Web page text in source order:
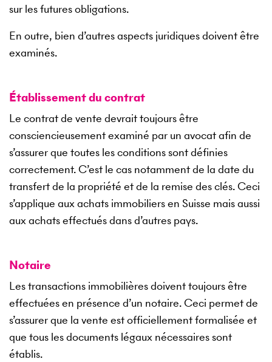
sur les futures obligations.
En outre, bien d’autres aspects juridiques doivent être
examinés.
Établissement du contrat
Le contrat de vente devrait toujours être
consciencieusement examiné par un avocat afin de
s’assurer que toutes les conditions sont définies
correctement. C’est le cas notamment de la date du
transfert de la propriété et de la remise des clés. Ceci
s’applique aux achats immobiliers en Suisse mais aussi
aux achats effectués dans d’autres pays.
Notaire
Les transactions immobilières doivent toujours être
effectuées en présence d’un notaire. Ceci permet de
s’assurer que la vente est officiellement formalisée et
que tous les documents légaux nécessaires sont
établis.